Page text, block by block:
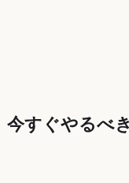
今すぐやるべ